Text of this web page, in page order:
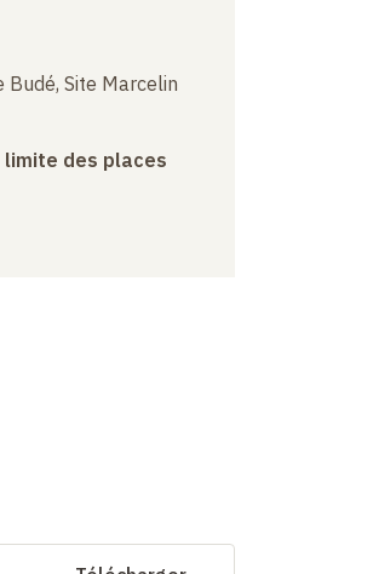
Site Marcelin
limite des places